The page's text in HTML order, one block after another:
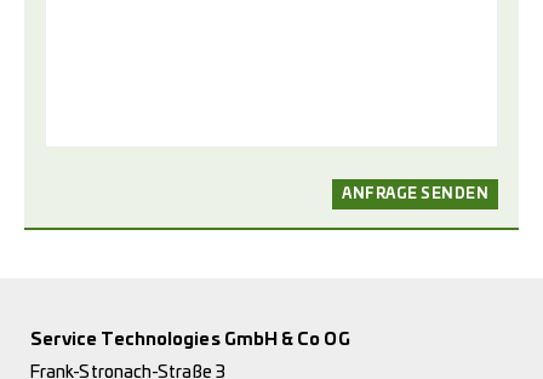
Service Technologies GmbH & Co OG
Frank-Stronach-Straße 3